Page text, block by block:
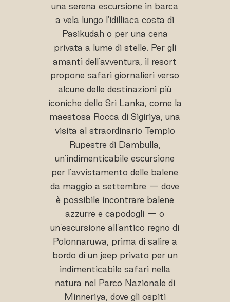
una serena escursione in barca
a vela lungo l'idilliaca costa di
Pasikudah o per una cena
privata a lume di stelle. Per gli
amanti dell'avventura, il resort
propone safari giornalieri verso
alcune delle destinazioni più
iconiche dello Sri Lanka, come la
maestosa Rocca di Sigiriya, una
visita al straordinario Tempio
Rupestre di Dambulla,
un'indimenticabile escursione
per l'avvistamento delle balene
da maggio a settembre — dove
è possibile incontrare balene
azzurre e capodogli — o
un'escursione all'antico regno di
Polonnaruwa, prima di salire a
bordo di un jeep privato per un
indimenticabile safari nella
natura nel Parco Nazionale di
Minneriya, dove gli ospiti